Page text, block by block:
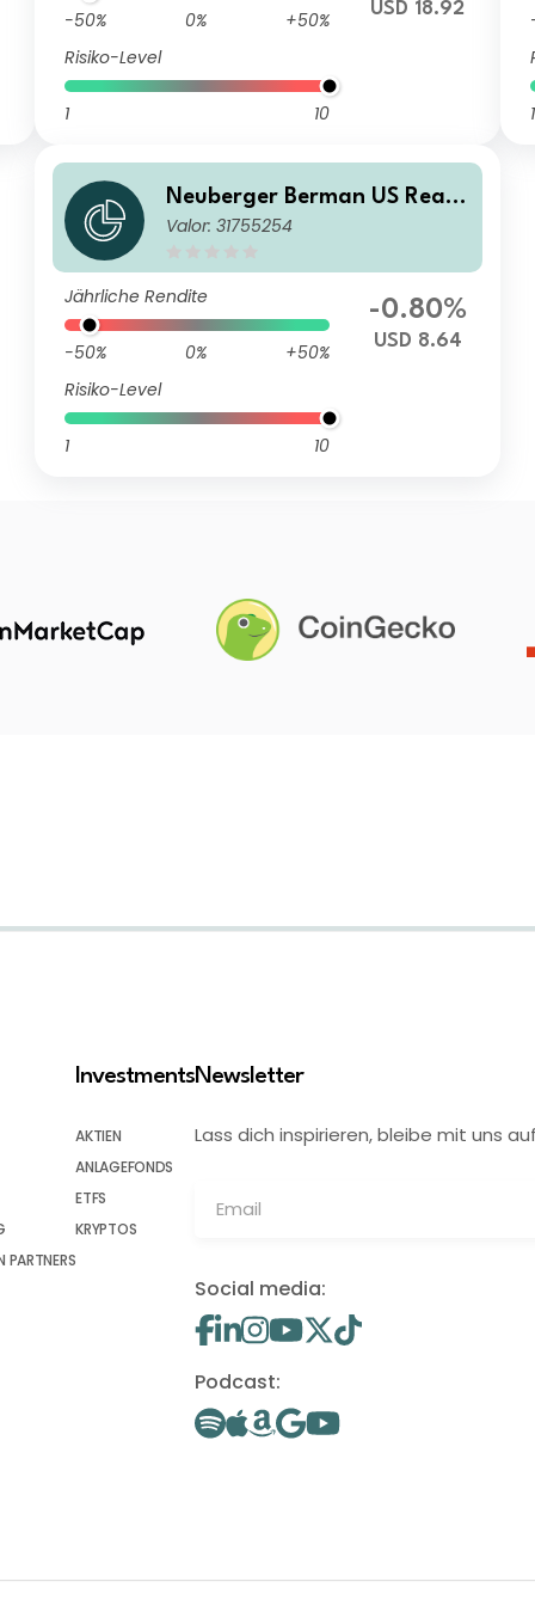
-50% 0%
+50%
Risiko-Level
1 10
USD 18.92
1
Neuberger Berman US Real
Estate Securities Fund USD E
Valor: 31755254
Jährliche Rendite
-50% 0%
+50%
Risiko-Level
1 10
-0.80%
USD 8.64
PARTNERS
Investments
AKTIEN
ANLAGEFONDS
ETFS
KRYPTOS
Newsletter
Lass dich inspirieren, bleibe mit uns
Social media:
Podcast: